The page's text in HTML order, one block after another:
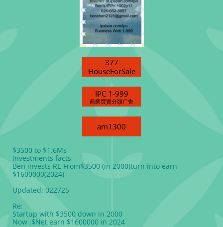
377
HouseForSale
IPC 1-999
商業買賣分類广告
am1300
$3500 to $1.6Ms
Investments facts
Ben invests RE From$3500 (in 2000)turn into earn
$1600000(2024)
Updated: 022725
Re:
Startup with $3500 down in 2000
Now :$Net earn $1600000 in 2024